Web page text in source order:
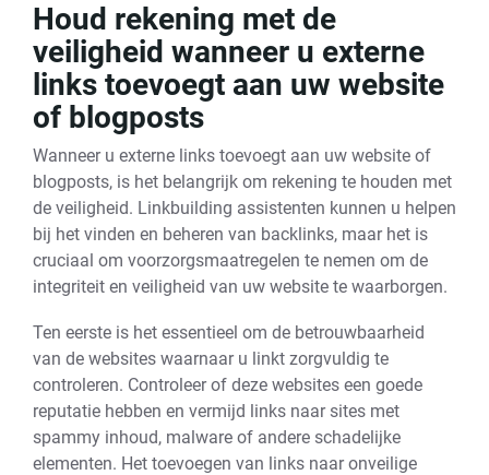
Houd rekening met de
veiligheid wanneer u externe
links toevoegt aan uw website
of blogposts
Wanneer u externe links toevoegt aan uw website of
blogposts, is het belangrijk om rekening te houden met
de veiligheid. Linkbuilding assistenten kunnen u helpen
bij het vinden en beheren van backlinks, maar het is
cruciaal om voorzorgsmaatregelen te nemen om de
integriteit en veiligheid van uw website te waarborgen.
Ten eerste is het essentieel om de betrouwbaarheid
van de websites waarnaar u linkt zorgvuldig te
controleren. Controleer of deze websites een goede
reputatie hebben en vermijd links naar sites met
spammy inhoud, malware of andere schadelijke
elementen. Het toevoegen van links naar onveilige